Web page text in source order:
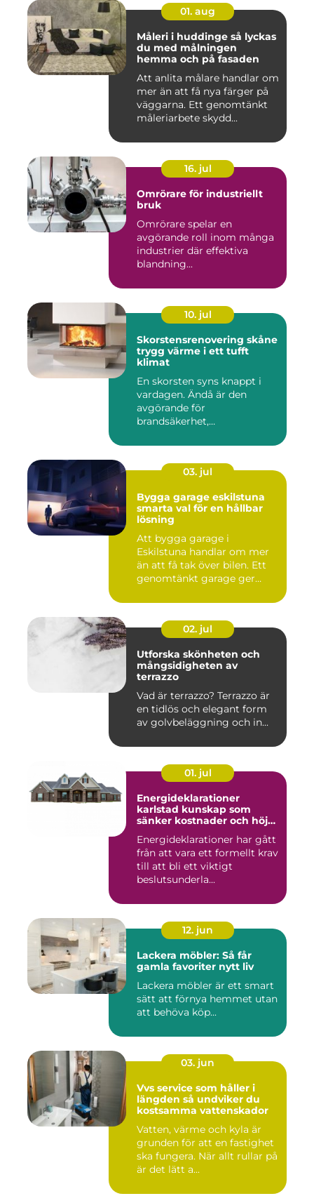
01. aug
Måleri i huddinge så lyckas
du med målningen
hemma och på fasaden
Att anlita målare handlar om
mer än att få nya färger på
väggarna. Ett genomtänkt
måleriarbete skydd...
16. jul
Omrörare för industriellt
bruk
Omrörare spelar en
avgörande roll inom många
industrier där effektiva
blandning...
10. jul
Skorstensrenovering skåne
trygg värme i ett tufft
klimat
En skorsten syns knappt i
vardagen. Ändå är den
avgörande för
brandsäkerhet,
03. jul
Bygga garage eskilstuna
smarta val för en hållbar
lösning
Att bygga garage i
Eskilstuna handlar om mer
än att få tak över bilen. Ett
genomtänkt garage ger
02. jul
Utforska skönheten och
mångsidigheten av
terrazzo
Vad är terrazzo? Terrazzo är
en tidlös och elegant form
av golvbeläggning och in...
01. jul
Energideklarationer
karlstad kunskap som
sänker kostnader och höjer
Energideklarationer har gått
från att vara ett formellt krav
till att bli ett viktigt
beslutsunderla...
12. jun
Lackera möbler: Så får
gamla favoriter nytt liv
Lackera möbler är ett smart
sätt att förnya hemmet utan
att behöva köp...
03. jun
Vvs service som håller i
längden så undviker du
kostsamma vattenskador
Vatten, värme och kyla är
grunden för att en fastighet
ska fungera. När allt rullar på
är det lätt a...